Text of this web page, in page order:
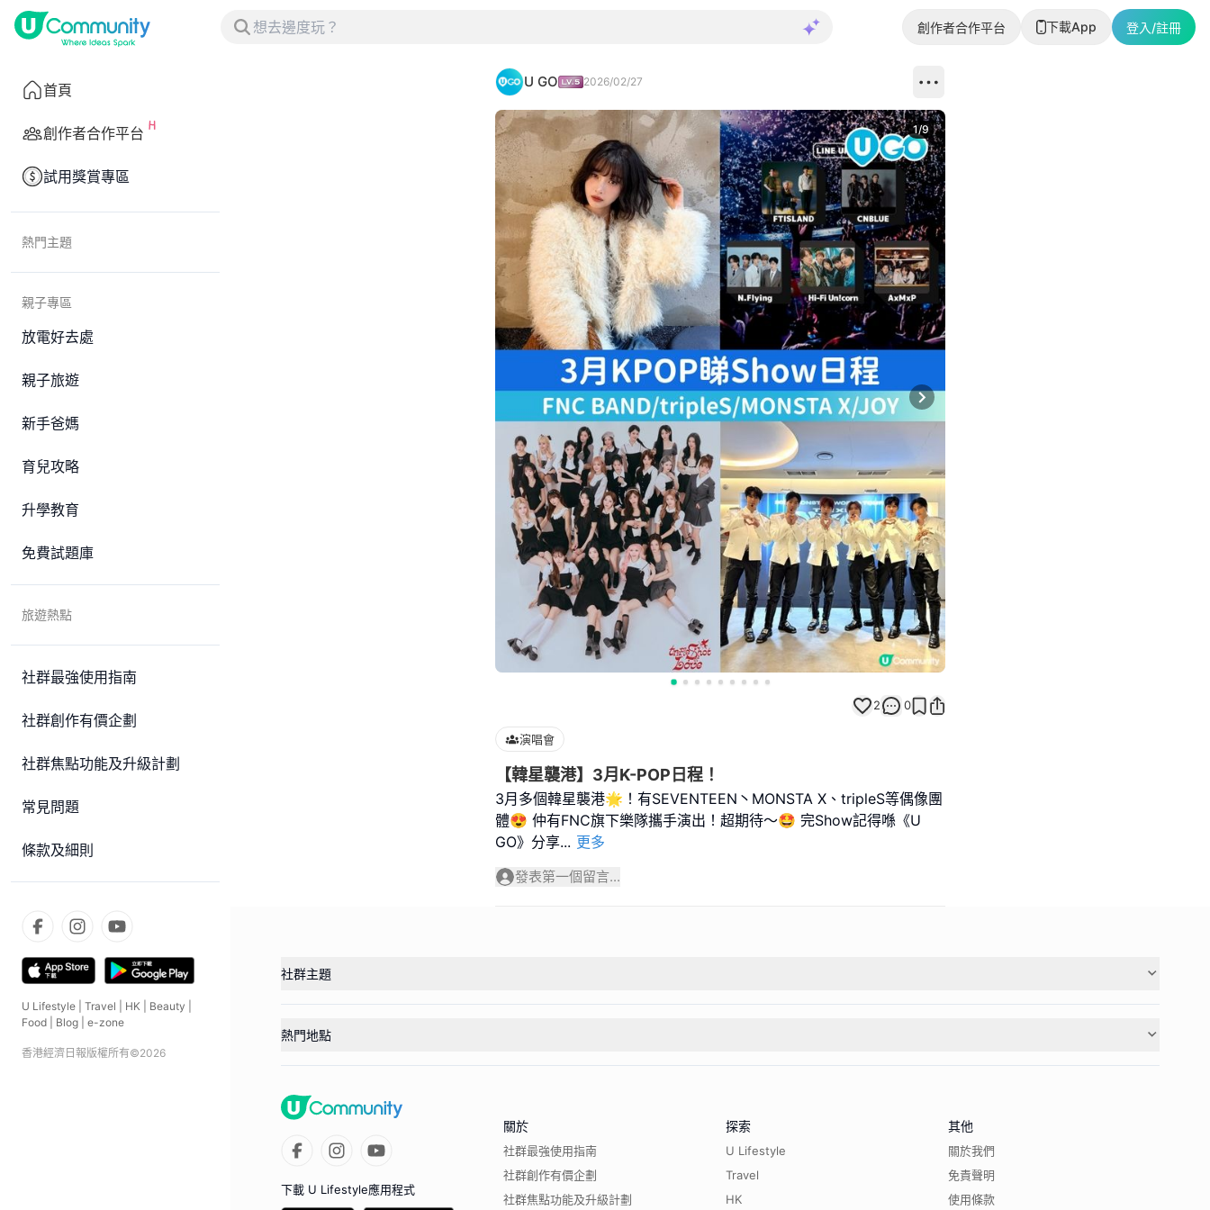
創作者合作平台 下載App 登入/註冊
首頁
創作者合作平台
試用獎賞專區
熱門主題
親子專區
放電好去處
親子旅遊
新手爸媽
育兒攻略
升學教育
免費試題庫
旅遊熱點
社群最強使用指南
社群創作有價企劃
社群焦點功能及升級計劃
常見問題
條款及細則
U Lifestyle Travel HK Beauty
Food
Blog e-zone
香港經濟日報版權所有©2026
U GO 2026/02/27
Next slide
1/9
2 0
演唱會
【韓星襲港】3月K-POP日程！
3月多個韓星襲港🌟！有SEVENTEEN丶MONSTA X、tripleS等偶像團
體😍 仲有FNC旗下樂隊攜手演出！超期待～🤩 完Show記得喺《U
GO》分享... 更多
發表第一個留言...
社群主題
熱門地點
下載 U Lifestyle應用程式
關於
社群最強使用指南
社群創作有價企劃
社群焦點功能及升級計劃
探索
U Lifestyle
Travel
HK
其他
關於我們
免責聲明
使用條款